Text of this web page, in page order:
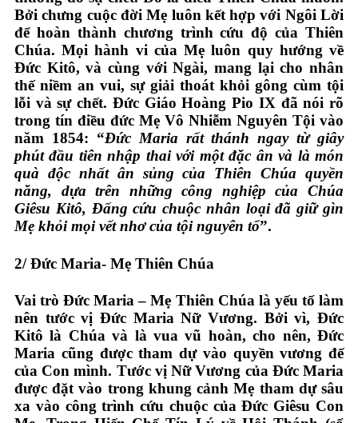
Bởi chưng cuộc đời Mẹ luôn kết hợp với Ngôi Lời
để hoàn thành chương trình cứu độ của Thiên
Chúa. Mọi hành vi của Mẹ luôn quy hướng về
Đức Kitô, và cùng với Ngài, mang lại cho nhân
thế niềm an vui, sự giải thoát khỏi gông cùm tội
lỗi và sự chết. Đức Giáo Hoàng Pio IX đã nói rõ
trong tín điều đức Mẹ Vô Nhiễm Nguyên Tội vào
năm 1854: “Đức Maria rất thánh ngay từ giây
phút đầu tiên nhập thai với một đặc ân và là món
quà độc nhất ân sủng của Thiên Chúa quyền
năng, dựa trên những công nghiệp của Chúa
Giêsu Kitô, Đấng cứu chuộc nhân loại đã giữ gìn
Mẹ khỏi mọi vết nhơ của tội nguyên tổ”.
2/Đức Maria- Mẹ Thiên Chúa
Vai trò Đức Maria – Mẹ Thiên Chúa là yếu tố làm
nên tước vị Đức Maria Nữ Vương. Bởi vì, Đức
Kitô là Chúa và là vua vũ hoàn, cho nên, Đức
Maria cũng được tham dự vào quyền vương đế
của Con mình. Tước vị Nữ Vương của Đức Maria
được đặt vào trong khung cảnh Mẹ tham dự sâu
xa vào công trình cứu chuộc của Đức Giêsu Con